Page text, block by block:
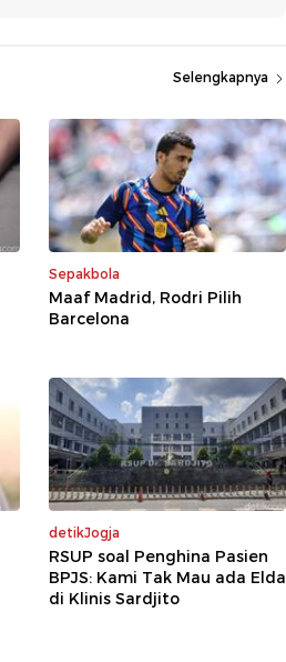
Selengkapnya
Sepakbola
Maaf Madrid, Rodri Pilih
Barcelona
detikJogja
RSUP soal Penghina Pasien
BPJS: Kami Tak Mau ada Elda
di Klinis Sardjito